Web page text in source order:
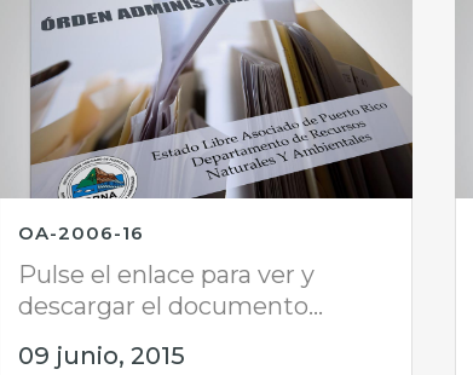
OA-2006-16
Pulse el enlace para ver y
descargar el documento...
09 junio, 2015